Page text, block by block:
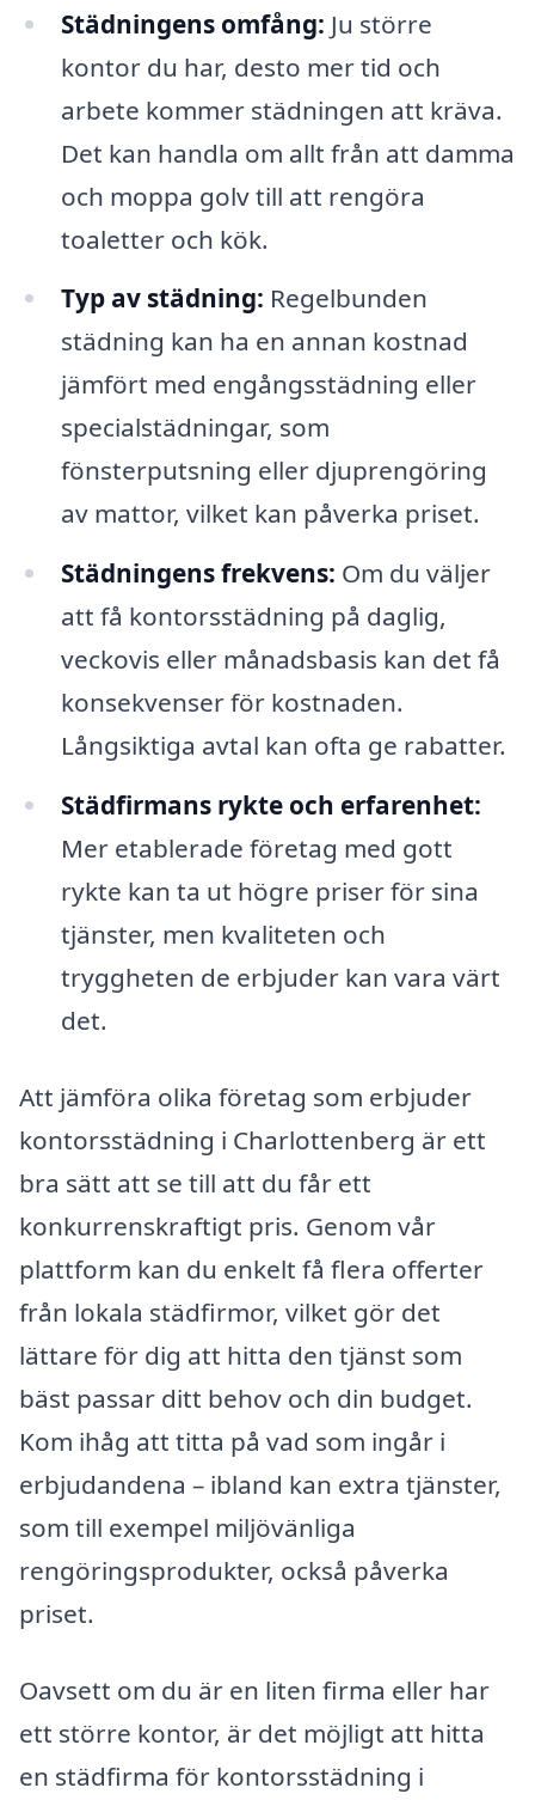
Städningens omfång: Ju större
kontor du har, desto mer tid och
arbete kommer städningen att kräva.
Det kan handla om allt från att damma
och moppa golv till att rengöra
toaletter och kök.
Typ av städning: Regelbunden
städning kan ha en annan kostnad
jämfört med engångsstädning eller
specialstädningar, som
fönsterputsning eller djuprengöring
av mattor, vilket kan påverka priset.
Städningens frekvens: Om du väljer
att få kontorsstädning på daglig,
veckovis eller månadsbasis kan det få
konsekvenser för kostnaden.
Långsiktiga avtal kan ofta ge rabatter.
Städfirmans rykte och erfarenhet:
Mer etablerade företag med gott
rykte kan ta ut högre priser för sina
tjänster, men kvaliteten och
tryggheten de erbjuder kan vara värt
det.
Att jämföra olika företag som erbjuder
kontorsstädning i Charlottenberg är ett
bra sätt att se till att du får ett
konkurrenskraftigt pris. Genom vår
plattform kan du enkelt få flera offerter
från lokala städfirmor, vilket gör det
lättare för dig att hitta den tjänst som
bäst passar ditt behov och din budget.
Kom ihåg att titta på vad som ingår i
erbjudandena – ibland kan extra tjänster,
som till exempel miljövänliga
rengöringsprodukter, också påverka
priset.
Oavsett om du är en liten firma eller har
ett större kontor, är det möjligt att hitta
en städfirma för kontorsstädning i